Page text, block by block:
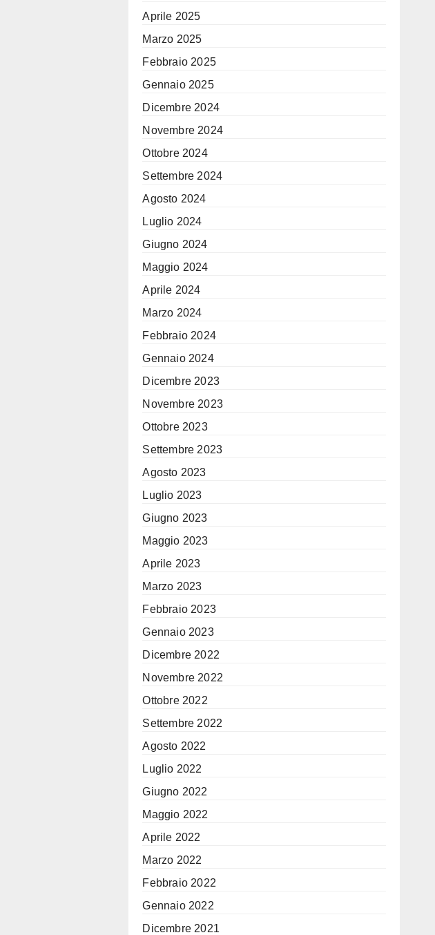
Aprile 2025
Marzo 2025
Febbraio 2025
Gennaio 2025
Dicembre 2024
Novembre 2024
Ottobre 2024
Settembre 2024
Agosto 2024
Luglio 2024
Giugno 2024
Maggio 2024
Aprile 2024
Marzo 2024
Febbraio 2024
Gennaio 2024
Dicembre 2023
Novembre 2023
Ottobre 2023
Settembre 2023
Agosto 2023
Luglio 2023
Giugno 2023
Maggio 2023
Aprile 2023
Marzo 2023
Febbraio 2023
Gennaio 2023
Dicembre 2022
Novembre 2022
Ottobre 2022
Settembre 2022
Agosto 2022
Luglio 2022
Giugno 2022
Maggio 2022
Aprile 2022
Marzo 2022
Febbraio 2022
Gennaio 2022
Dicembre 2021